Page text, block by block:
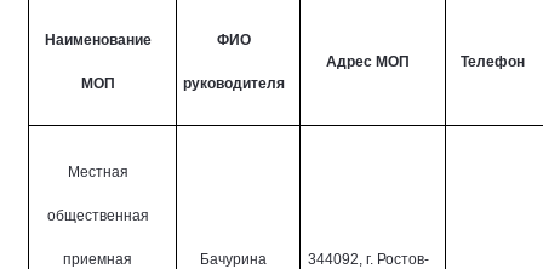
Наименование
МОП
ФИО
руководителя
Адрес МОП Телефон
Местная
общественная
приемная Бачурина 344092, г. Ростов-